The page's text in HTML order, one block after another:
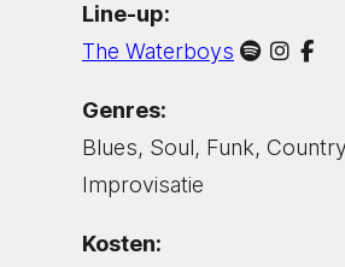
Line-up:
The Waterboys
Genres:
Blues, Soul, Funk,
Improvisatie
Kosten: